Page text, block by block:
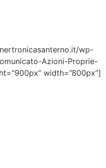
wp-
Azioni-Proprie-
width=”800px”]